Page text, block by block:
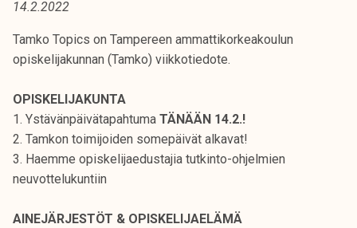
t
i
r
k
e
a
u
14.2.2022
Tamko Topics on Tampereen ammattikorkeakoulun
opiskelijakunnan (Tamko) viikkotiedote.
OPISKELIJAKUNTA
1. Ystävänpäivätapahtuma TÄNÄÄN 14.2.!
2. Tamkon toimijoiden somepäivät alkavat!
3. Haemme opiskelijaedustajia tutkinto-ohjelmien
neuvottelukuntiin
AINEJÄRJESTÖT & OPISKELIJAELÄMÄ